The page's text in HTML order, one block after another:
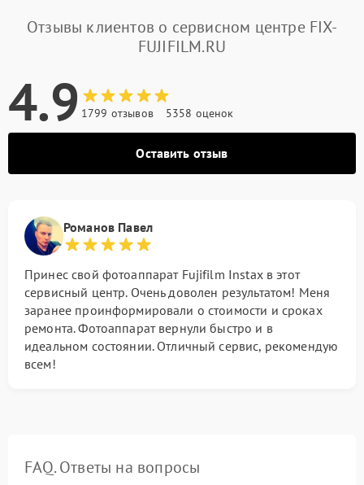
Отзывы клиентов о сервисном центре FIX-
FUJIFILM.RU
4.9 1799 отзывов 5358 оценок
Оставить отзыв
Романов Павел
Принес свой фотоаппарат Fujifilm Instax в этот
сервисный центр. Очень доволен результатом! Меня
заранее проинформировали о стоимости и сроках
ремонта. Фотоаппарат вернули быстро и в
идеальном состоянии. Отличный сервис, рекомендую
всем!
FAQ. Ответы на вопросы